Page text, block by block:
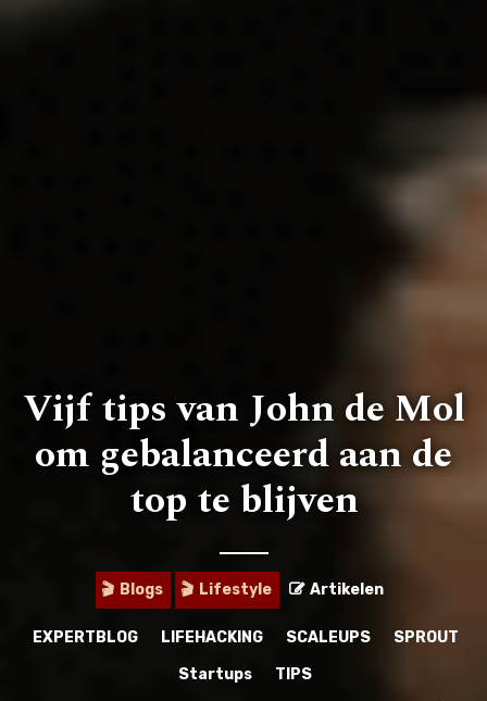
ZOEKEN
LANGUAGE: NL EN
ALLE INHOUD
🎬 VIDEO
🎙️ PODCAST
INTERVIEWS
Vijf tips van John de Mol
om gebalanceerd aan de
top te blijven
🎬 Blogs 🎬 Lifestyle Artikelen
EXPERTBLOG LIFEHACKING SCALEUPS
SPROUT
Startups
TIPS